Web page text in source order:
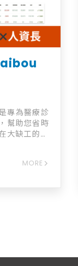
aibou
專為醫療診
幫助您省時
大缺工的時
MORE